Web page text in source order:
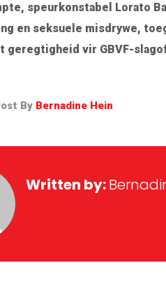
speurkonstabel Lorato
en seksuele misdrywe,
geregtigheid vir GBVF-
By Bernadine Hein
Written by: